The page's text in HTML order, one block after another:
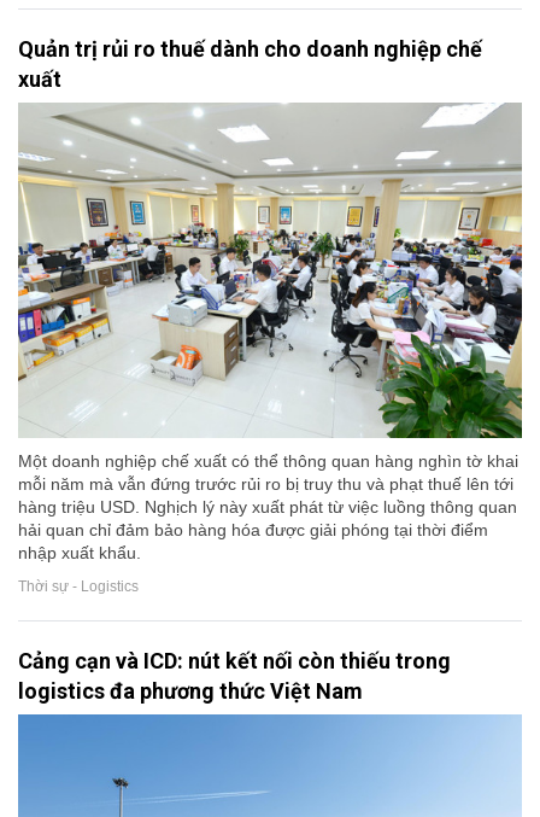
Quản trị rủi ro thuế dành cho doanh nghiệp chế
xuất
Một doanh nghiệp chế xuất có thể thông quan hàng nghìn tờ khai
mỗi năm mà vẫn đứng trước rủi ro bị truy thu và phạt thuế lên tới
hàng triệu USD. Nghịch lý này xuất phát từ việc luồng thông quan
hải quan chỉ đảm bảo hàng hóa được giải phóng tại thời điểm
nhập xuất khẩu.
Thời sự - Logistics
Cảng cạn và ICD: nút kết nối còn thiếu trong
logistics đa phương thức Việt Nam